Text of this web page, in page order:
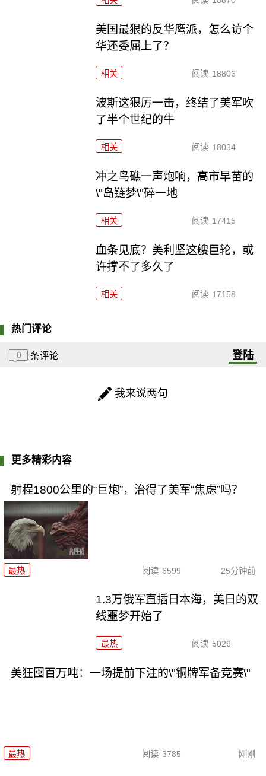
美国最狠的反华鹰派，怎么访个
华还委屈上了？
相关 阅读 18806
波斯这狠厉一击，终结了美军吹
了半个世纪的牛
相关 阅读 18034
冲之鸟礁一声炮响，高市早苗的
\"岛链梦\"碎一地
相关 阅读 17415
血条见底？美利坚这艘巨轮，或
许撑不了多久了
相关 阅读 17158
热门评论
0 条评论 登陆
我来说两句
更多精彩内容
射程1800公里的“巨炮”，治得了美军“焦虑”吗？
最热 阅读 6599 25分钟前
1.3万俄军直插日本海，美日的双
线噩梦开始了
最热 阅读 5029
美狂囤百万吨：一场提前下注的\"铜牌军备竞赛\"
最热 阅读 3785 刚刚